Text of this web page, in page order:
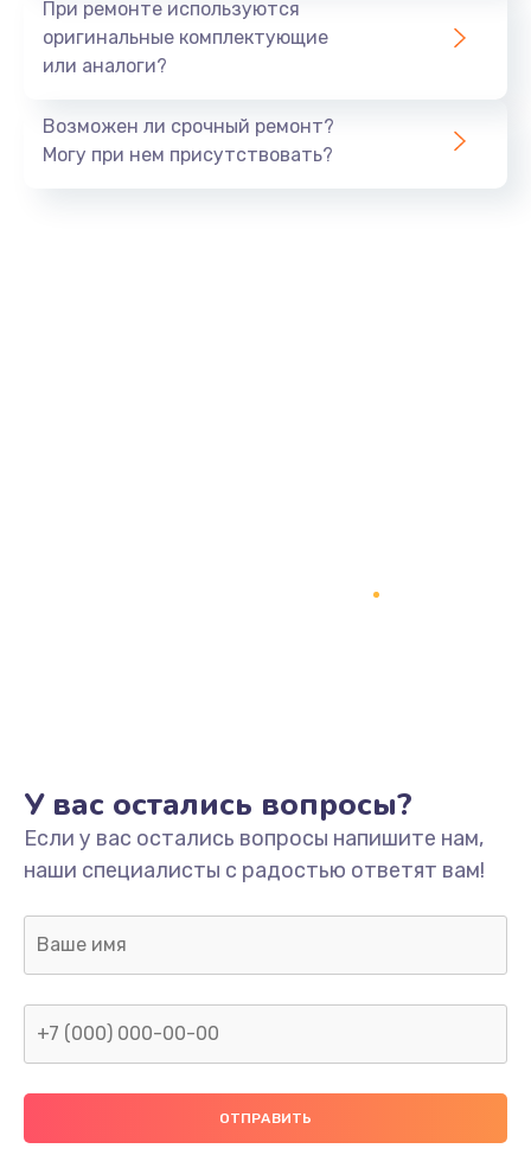
При ремонте используются
оригинальные комплектующие
или аналоги?
Возможен ли срочный ремонт?
Могу при нем присутствовать?
У вас остались вопросы?
Если у вас остались вопросы напишите нам,
наши специалисты с радостью ответят вам!